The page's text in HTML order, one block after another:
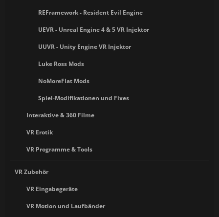
REFramework - Resident Evil Engine
UEVR - Unreal Engine 4 & 5 VR Injektor
UUVR - Unity Engine VR Injektor
Luke Ross Mods
NoMoreFlat Mods
Spiel-Modifikationen und Fixes
Interaktive & 360 Filme
VR Erotik
VR Programme & Tools
VR Zubehör
VR Eingabegeräte
VR Motion und Laufbänder